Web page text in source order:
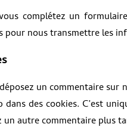
complétez un
pour nous transmettre les
un commentaire sur
dans des cookies. C’est
un autre commentaire plus